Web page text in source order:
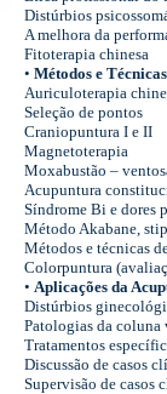
Distúrbios
A melhora da
Fitoterapia chinesa
• Métodos e
Auriculoterapia
Seleção de pontos
Craniopuntura I e II
Magnetoterapia
Moxabustão –
Acupuntura
Síndrome Bi e dores
Método Akabane,
Métodos e técnicas
Colorpuntura
• Aplicações da
Distúrbios
Patologias da coluna
Tratamentos
Discussão de casos
Supervisão de casos